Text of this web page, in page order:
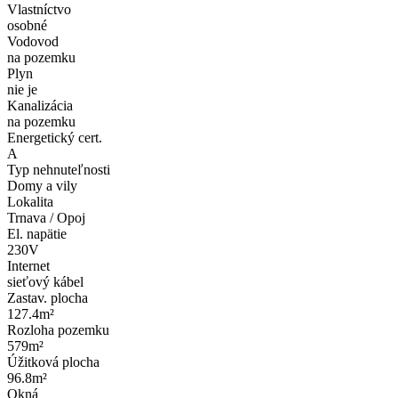
Vlastníctvo
osobné
Vodovod
na pozemku
Plyn
nie je
Kanalizácia
na pozemku
Energetický cert.
A
Typ nehnuteľnosti
Domy a vily
Lokalita
Trnava / Opoj
El. napätie
230V
Internet
sieťový kábel
Zastav. plocha
127.4m²
Rozloha pozemku
579m²
Úžitková plocha
96.8m²
Okná